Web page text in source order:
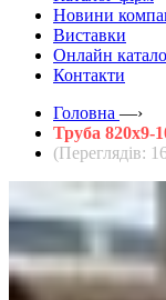
Новини
Виставки
Онлайн
Контакти
Головна —›
Труба 820х9-
(Переглядів: